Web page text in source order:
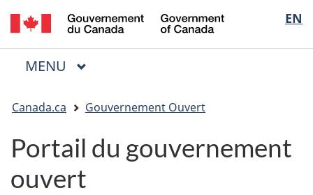
Passer
au
contenu
Passer
à
« Au
Passer
à
la
EN
of
Menu
MENU PRINCIPAL
êtes
ici
Canada.ca Gouvernement Ouvert
Portail du gouvernement
ouvert